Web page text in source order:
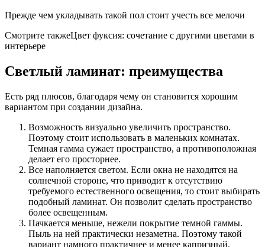
Прежде чем укладывать такой пол стоит учесть все мелочи
Смотрите такжеЦвет фуксия: сочетание с другими цветами в
интерьере
Светлый ламинат: преимущества
Есть ряд плюсов, благодаря чему он становится хорошим
вариантом при создании дизайна.
Возможность визуально увеличить пространство.
Поэтому стоит использовать в маленьких комнатах.
Темная гамма сужает пространство, а противоположная
делает его просторнее.
Все наполняется светом. Если окна не находятся на
солнечной стороне, что приводит к отсутствию
требуемого естественного освещения, то стоит выбирать
подобный ламинат. Он позволит сделать пространство
более освещенным.
Пачкается меньше, нежели покрытие темной гаммы.
Пыль на ней практически незаметна. Поэтому такой
вариант намного практичнее и менее капризный.